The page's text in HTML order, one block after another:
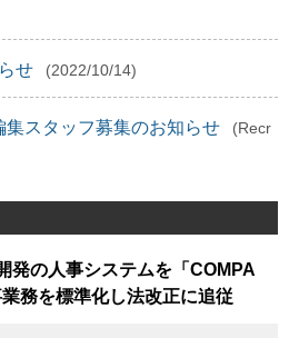
せ (2022/10/14)
集スタッフ募集のお知らせ
(Recr
発の人事システムを「COMPA
務を標準化し法改正に追従